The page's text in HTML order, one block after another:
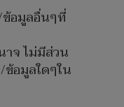
อมูลอื่นๆที่
าจ ไม่มีส่วน
ข้อมูลใดๆใน